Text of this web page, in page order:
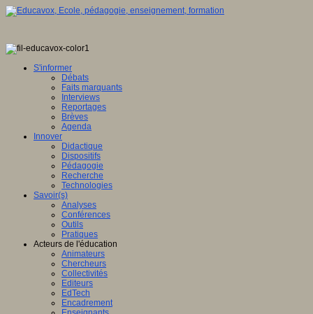
S'informer
Débats
Faits marquants
Interviews
Reportages
Brèves
Agenda
Innover
Didactique
Dispositifs
Pédagogie
Recherche
Technologies
Savoir(s)
Analyses
Conférences
Outils
Pratiques
Acteurs de l'éducation
Animateurs
Chercheurs
Collectivités
Editeurs
EdTech
Encadrement